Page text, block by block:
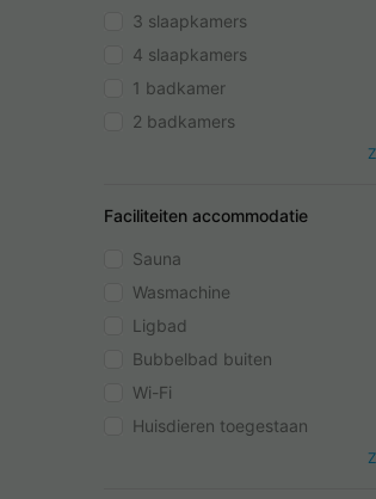
3 slaapkamers
4 slaapkamers
1 badkamer
2 badkamers
Faciliteiten accommodatie
Sauna
Wasmachine
Ligbad
Bubbelbad buiten
Wi-Fi
Huisdieren toegestaan